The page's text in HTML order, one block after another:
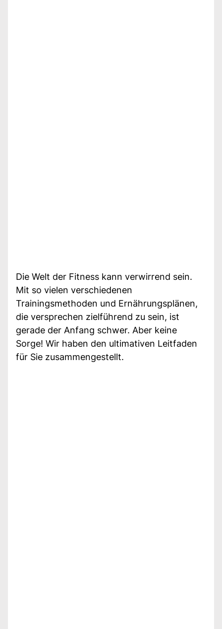
Die Welt der Fitness kann verwirrend sein.
Mit so vielen verschiedenen
Trainingsmethoden und Ernährungsplänen,
die versprechen zielführend zu sein, ist
gerade der Anfang schwer. Aber keine
Sorge! Wir haben den ultimativen Leitfaden
für Sie zusammengestellt.